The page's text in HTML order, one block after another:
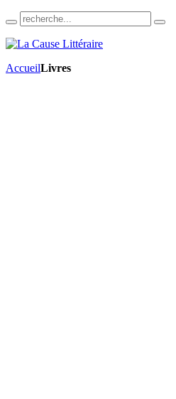
AccueilLivres